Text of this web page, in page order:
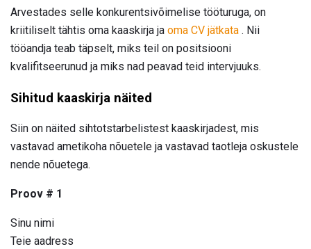
Arvestades selle konkurentsivõimelise tööturuga, on
kriitiliselt tähtis oma kaaskirja ja oma CV jätkata . Nii
tööandja teab täpselt, miks teil on positsiooni
kvalifitseerunud ja miks nad peavad teid intervjuuks.
Sihitud kaaskirja näited
Siin on näited sihtotstarbelistest kaaskirjadest, mis
vastavad ametikoha nõuetele ja vastavad taotleja oskustele
nende nõuetega.
Proov # 1
Sinu nimi
Teie aadress